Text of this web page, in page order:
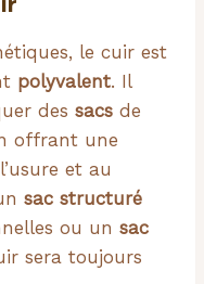
le cuir est
polyvalent. Il
des sacs de
offrant une
et au
sac structuré
ou un sac
sera toujours